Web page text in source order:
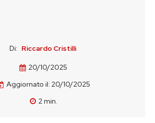
Di: Riccardo Cristilli
20/10/2025
Aggiornato il: 20/10/2025
2min.